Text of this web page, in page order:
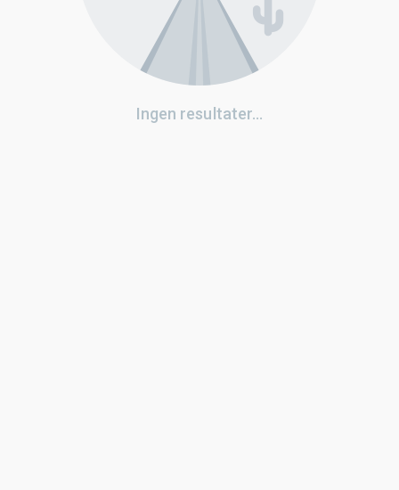
Ingen resultater...